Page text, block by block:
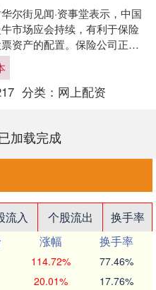
尔街见闻·资事堂表示，中国
市场应会持续，有利于保险
资产的配置。保险公司正逐
益资产的投入，配置比例在
本，对其整体....
分类： 网上配资
加载完成
流入 个股流出
换手率
涨幅
换手率
114.72% 77.46%
20.01% 17.76%